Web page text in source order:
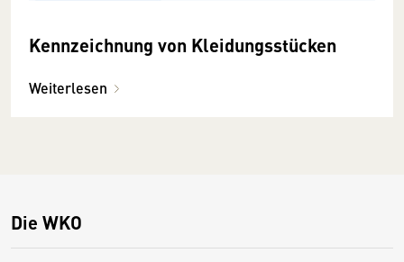
Kennzeichnung von Kleidungsstücken
Weiterlesen
Die WKO